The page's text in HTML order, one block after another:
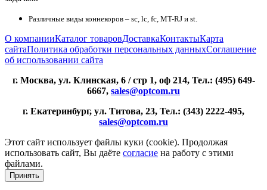
Различные виды коннекоров – sc, lc, fc, MT-RJ и st.
О компанииКаталог товаровДоставкаКонтактыКарта
сайтаПолитика обработки персональных данныхСоглашение
об использовании сайта
г. Москва, ул. Клинская, 6 / стр 1, оф 214, Тел.: (495) 649-
6667, sales@optcom.ru
г. Екатеринбург, ул. Титова, 23, Тел.: (343) 2222-495,
sales@optcom.ru
Этот сайт использует файлы куки (cookie). Продолжая
использовать сайт, Вы даёте согласие на работу с этими
файлами.
Принять